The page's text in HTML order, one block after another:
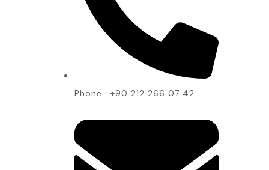
Phone : +90 212 266 07 42